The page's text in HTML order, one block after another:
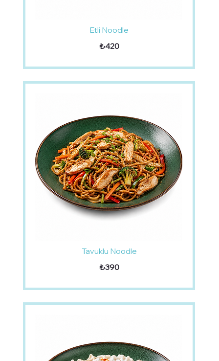
Etli Noodle
₺420
Tavuklu Noodle
₺390